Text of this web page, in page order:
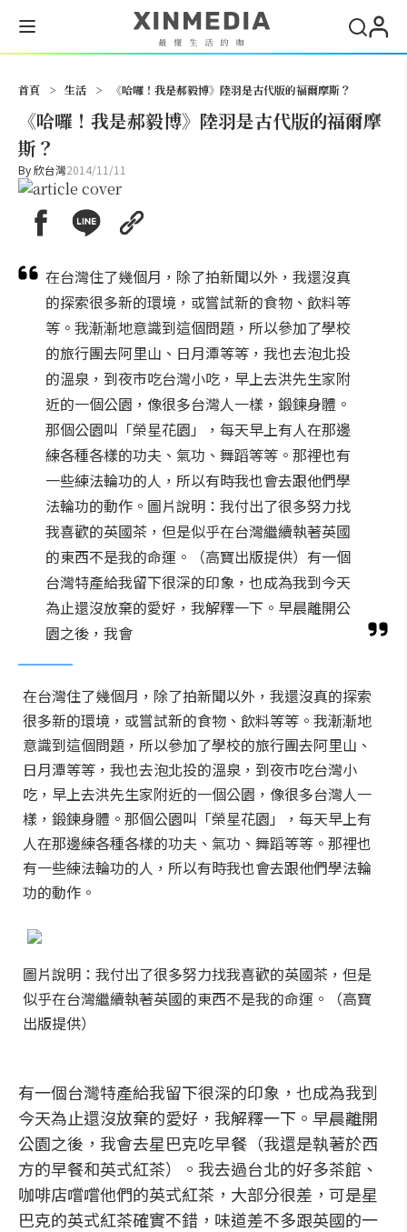
首頁 > 生活 > 《哈囉！我是郝毅博》陸羽是古代版的福爾摩斯？
《哈囉！我是郝毅博》陸羽是古代版的福爾摩
斯？
By欣台灣2014/11/11
在台灣住了幾個月，除了拍新聞以外，我還沒真
的探索很多新的環境，或嘗試新的食物、飲料等
等。我漸漸地意識到這個問題，所以參加了學校
的旅行團去阿里山、日月潭等等，我也去泡北投
的溫泉，到夜市吃台灣小吃，早上去洪先生家附
近的一個公園，像很多台灣人一樣，鍛鍊身體。
那個公園叫「榮星花園」，每天早上有人在那邊
練各種各樣的功夫、氣功、舞蹈等等。那裡也有
一些練法輪功的人，所以有時我也會去跟他們學
法輪功的動作。圖片說明：我付出了很多努力找
我喜歡的英國茶，但是似乎在台灣繼續執著英國
的東西不是我的命運。（高寶出版提供）有一個
台灣特產給我留下很深的印象，也成為我到今天
為止還沒放棄的愛好，我解釋一下。早晨離開公
園之後，我會
在台灣住了幾個月，除了拍新聞以外，我還沒真的探索
很多新的環境，或嘗試新的食物、飲料等等。我漸漸地
意識到這個問題，所以參加了學校的旅行團去阿里山、
日月潭等等，我也去泡北投的溫泉，到夜市吃台灣小
吃，早上去洪先生家附近的一個公園，像很多台灣人一
樣，鍛鍊身體。那個公園叫「榮星花園」，每天早上有
人在那邊練各種各樣的功夫、氣功、舞蹈等等。那裡也
有一些練法輪功的人，所以有時我也會去跟他們學法輪
功的動作。
圖片說明：我付出了很多努力找我喜歡的英國茶，但是
似乎在台灣繼續執著英國的東西不是我的命運。（高寶
出版提供）
有一個台灣特產給我留下很深的印象，也成為我到
今天為止還沒放棄的愛好，我解釋一下。早晨離開
公園之後，我會去星巴克吃早餐（我還是執著於西
方的早餐和英式紅茶）。我去過台北的好多茶館、
咖啡店嚐嚐他們的英式紅茶，大部分很差，可是星
巴克的英式紅茶確實不錯，味道差不多跟英國的一